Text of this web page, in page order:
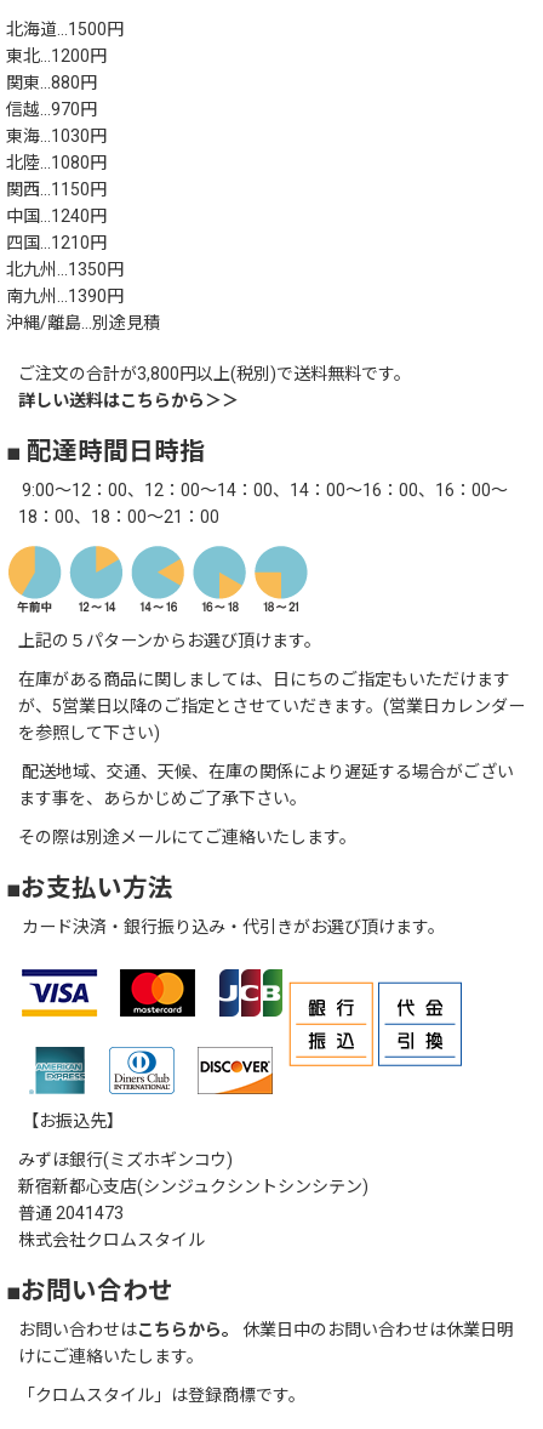
北海道…1500円
東北…1200円
関東…880円
信越…970円
東海…1030円
北陸…1080円
関西…1150円
中国…1240円
四国…1210円
北九州…1350円
南九州…1390円
沖縄/離島…別途見積
ご注文の合計が3,800円以上(税別)で送料無料です。
詳しい送料はこちらから＞＞
■ 配達時間日時指
9:00～12：00、12：00～14：00、14：00～16：00、16：00～
18：00、18：00～21：00
上記の５パターンからお選び頂けます。
在庫がある商品に関しましては、日にちのご指定もいただけます
が、5営業日以降のご指定とさせていだきます。(営業日カレンダー
を参照して下さい)
配送地域、交通、天候、在庫の関係により遅延する場合がござい
ます事を、あらかじめご了承下さい。
その際は別途メールにてご連絡いたします。
■お支払い方法
カード決済・銀行振り込み・代引きがお選び頂けます。
【お振込先】
みずほ銀行(ミズホギンコウ)
新宿新都心支店(シンジュクシントシンシテン)
普通 2041473
株式会社クロムスタイル
■お問い合わせ
お問い合わせはこちらから。
休業日中のお問い合わせは休業日明
けにご連絡いたします。
「クロムスタイル」は登録商標です。